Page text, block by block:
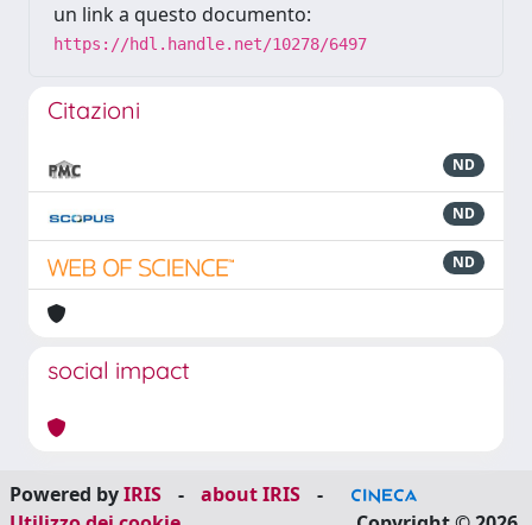
un link a questo documento:
https://hdl.handle.net/10278/6497
Citazioni
ND
ND
ND
social impact
Powered byIRIS - about IRIS
-